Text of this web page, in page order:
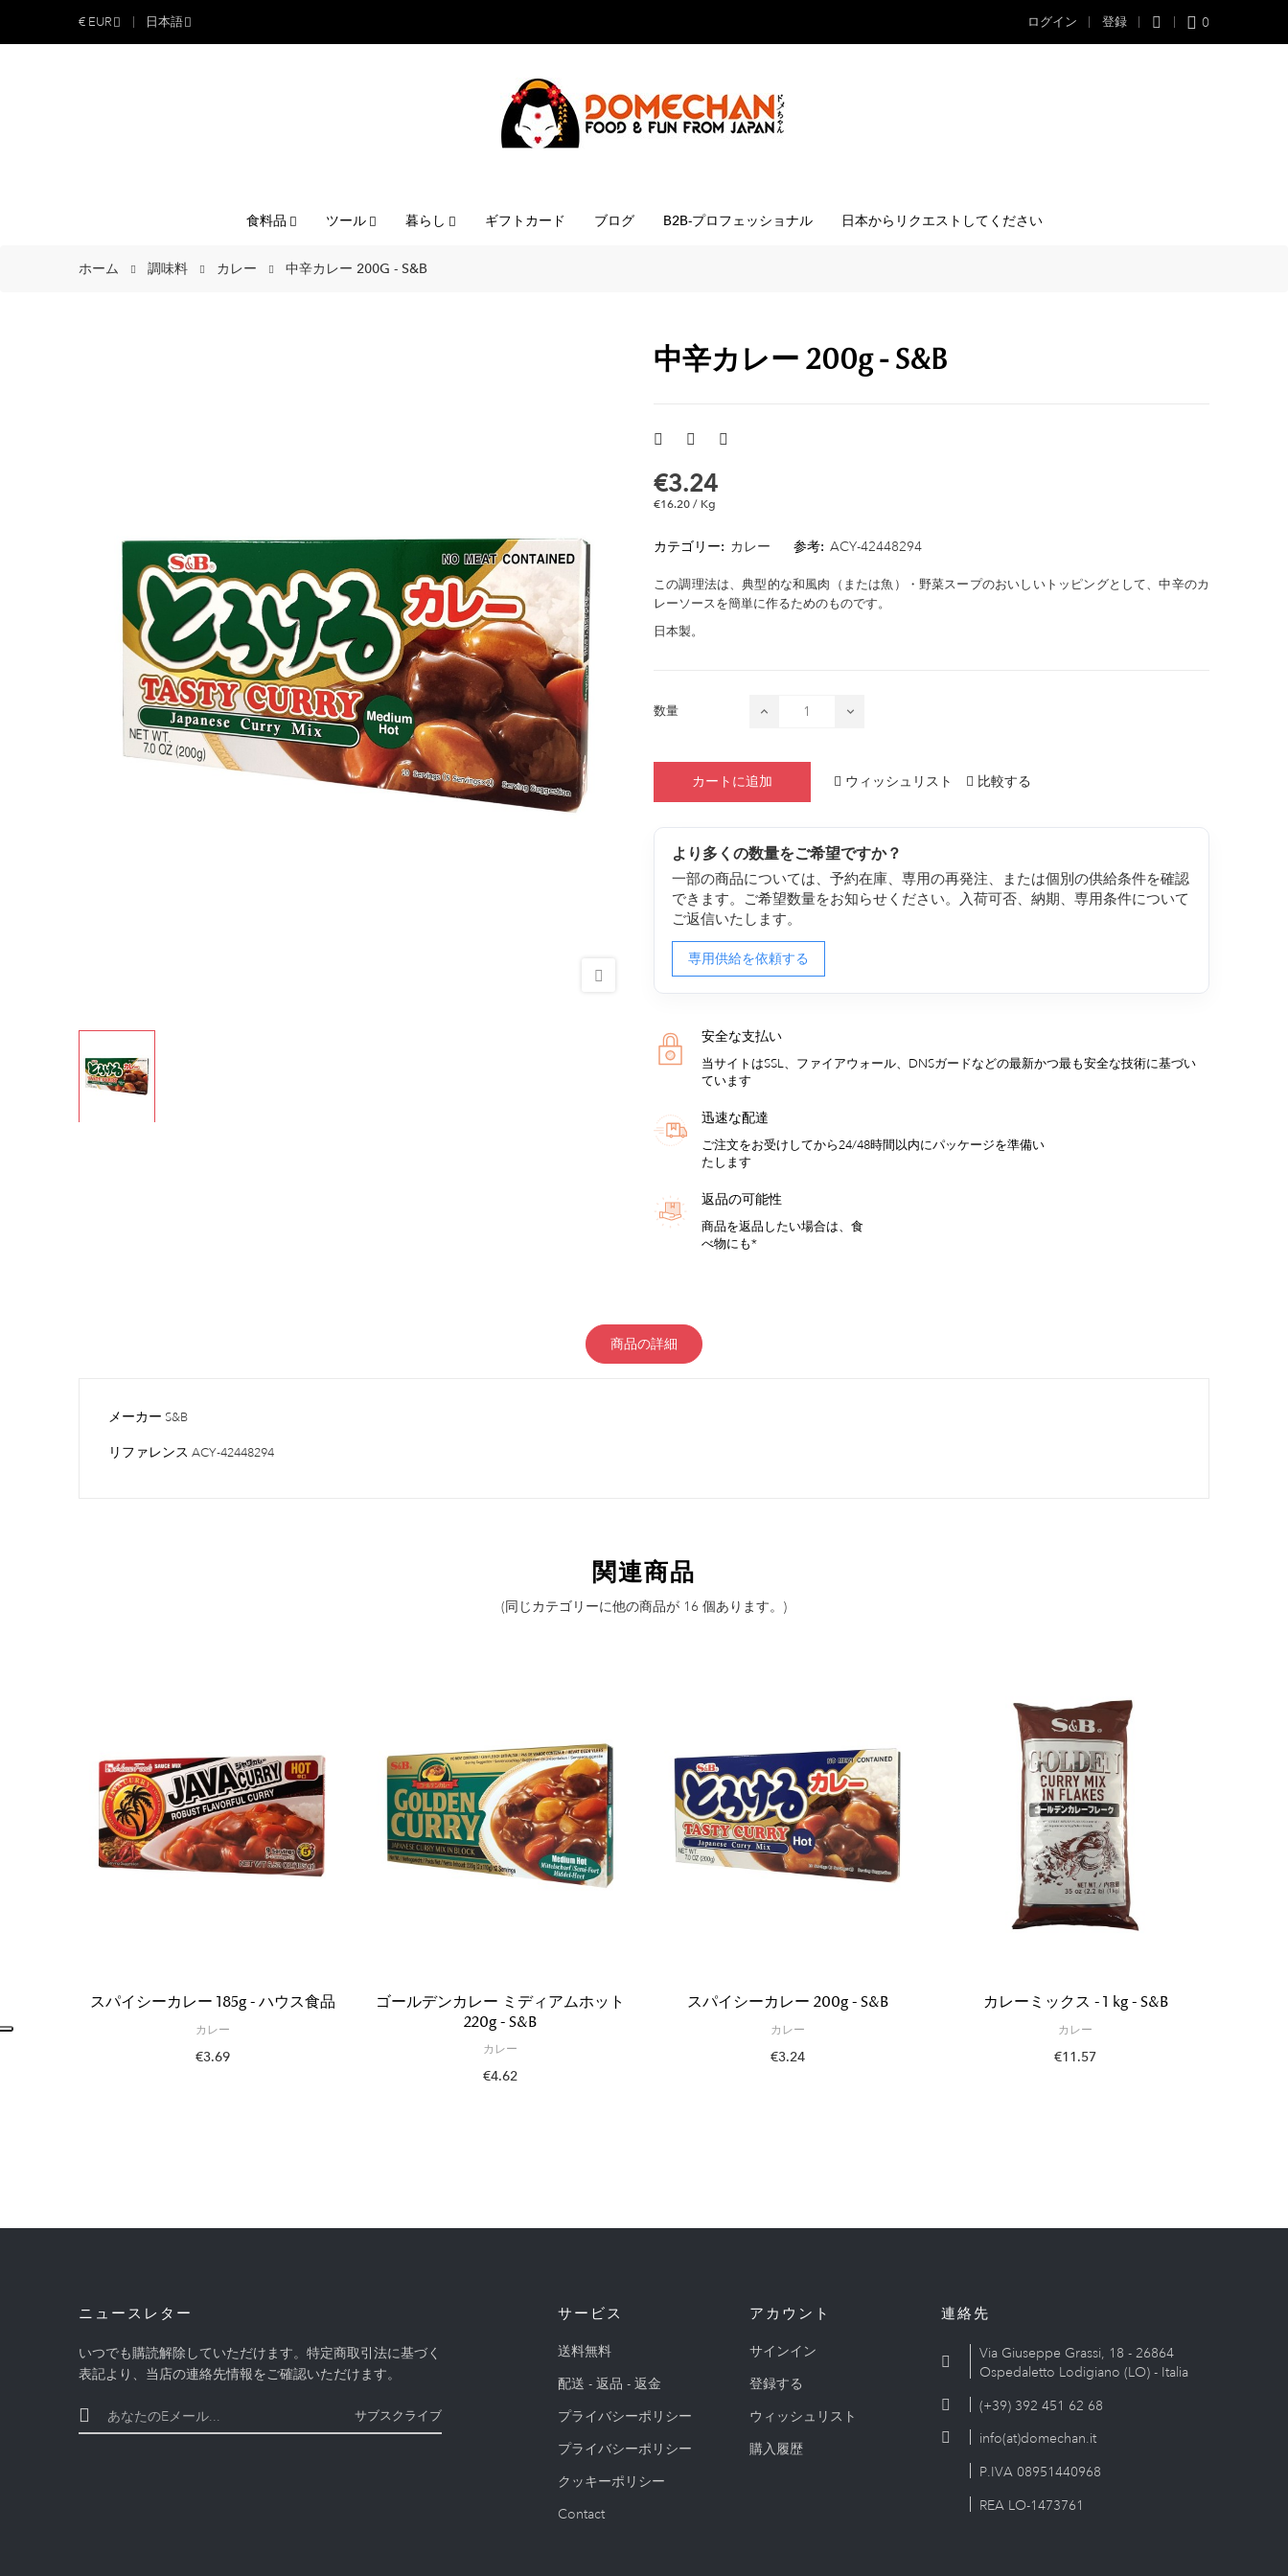
€ EUR 日本語 ログイン 登録 0
食料品 ツール 暮らし ギフトカード ブログ B2B-プロフェッショナル 日本からリクエストしてください
ホーム 調味料 カレー 中辛カレー 200G - S&B
中辛カレー 200g - S&B
€3.24
€16.20 / Kg
カテゴリー: カレー 参考: ACY-42448294
この調理法は、典型的な和風肉（または魚）・野菜スープのおいしいトッピングとして、中辛のカ
レーソースを簡単に作るためのものです。
日本製。
数量
カートに追加 ウィッシュリスト 比較する
より多くの数量をご希望ですか？
一部の商品については、予約在庫、専用の再発注、または個別の供給条件を確認
できます。ご希望数量をお知らせください。入荷可否、納期、専用条件について
ご返信いたします。
専用供給を依頼する
安全な支払い
当サイトはSSL、ファイアウォール、DNSガードなどの最新かつ最も安全な技術に基づい
ています
迅速な配達
ご注文をお受けしてから24/48時間以内にパッケージを準備い
たします
返品の可能性
商品を返品したい場合は、食
べ物にも*
商品の詳細
メーカー S&B
リファレンス ACY-42448294
関連商品
(同じカテゴリーに他の商品が 16 個あります。)
スパイシーカレー 185g - ハウス食品
カレー
€3.69
ゴールデンカレー ミディアムホット
220g - S&B
カレー
€4.62
スパイシーカレー 200g - S&B
カレー
€3.24
カレーミックス - 1 kg - S&B
カレー
€11.57
ニュースレター
いつでも購読解除していただけます。特定商取引法に基づく
表記より、当店の連絡先情報をご確認いただけます。
サブスクライブ
サービス
送料無料
配送 - 返品 - 返金
プライバシーポリシー
プライバシーポリシー
クッキーポリシー
Contact
アカウント
サインイン
登録する
ウィッシュリスト
購入履歴
連絡先
Via Giuseppe Grassi, 18 - 26864
Ospedaletto Lodigiano (LO) - Italia
(+39) 392 451 62 68
info(at)domechan.it
P.IVA 08951440968
REA LO-1473761